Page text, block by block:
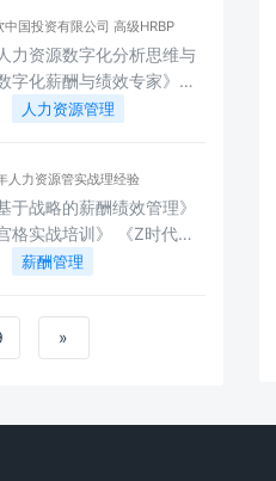
理的人力资源管理》《中
三步曲》（个人篇/团队
行力与目标管理》《高绩
作》《左圆右方：基于工
工作坊》
资源部门经理的人力资源
系非暴力沟通》《中层团
层干部管理技能提升
源风险控制与管理》《目
中国投资有限公司 高级HRBP
力资源数字化分析思维与
字化薪酬与绩效专家》
点与人才发展专家》
本增效 – 数据驱动效能提
决策 - 职场数据分析思维
人力资源管理
人力资源管实战理经验
于战略的薪酬绩效管理》
战培训》 《Z时代的
成为优秀管理者》 《岗
技能》 《目标与绩
团队与授权管理》 《基
薪酬管理
»